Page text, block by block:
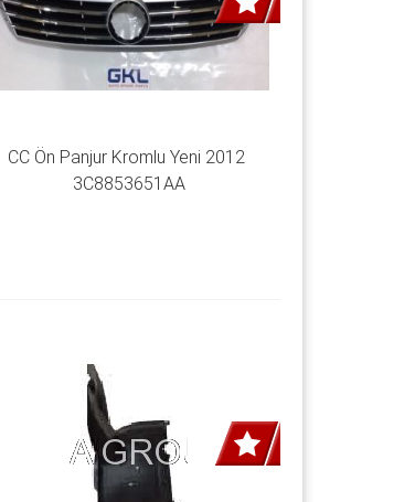
CC Ön Panjur Kromlu Yeni 2012
3C8853651AA